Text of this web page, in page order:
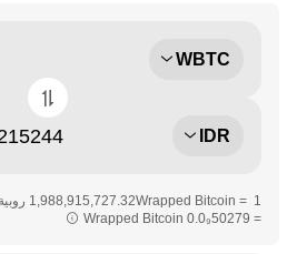
WBTC
IDR
= ‎‏‎0.0₉50279‏ Wrapped Bitcoin‏‏